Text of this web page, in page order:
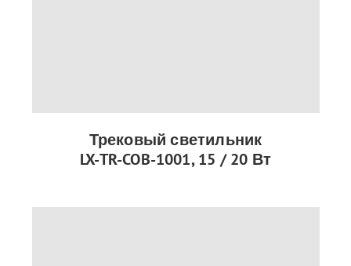
Трековый светильник
LX-TR-COB-1001, 15 / 20 Вт